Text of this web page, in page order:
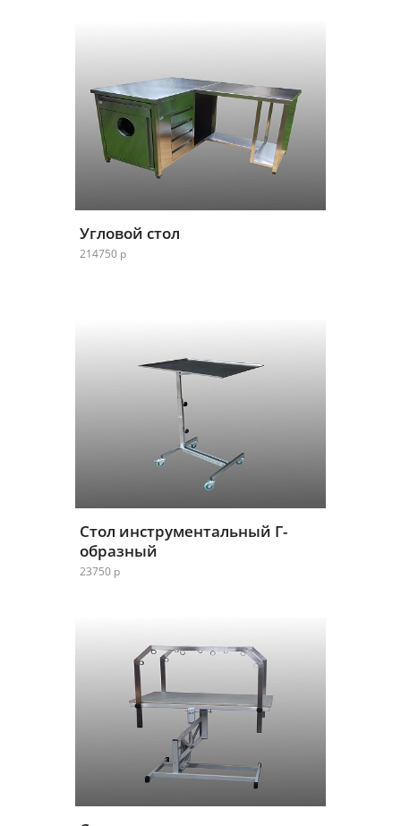
Угловой стол
214750 р
Стол инструментальный Г-
образный
23750 р